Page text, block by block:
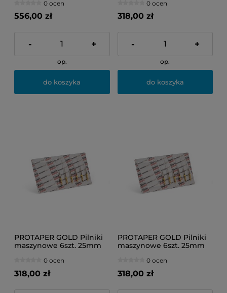
0 ocen
556,00 zł
- +
op.
do koszyka
0 ocen
318,00 zł
- +
op.
do koszyka
PROTAPER GOLD Pilniki
maszynowe 6szt. 25mm
0 ocen
318,00 zł
PROTAPER GOLD Pilniki
maszynowe 6szt. 25mm
0 ocen
318,00 zł